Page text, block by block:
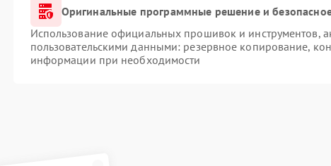
Оригинальные программные решение и
Использование официальных прошивок и инструментов,
пользовательскими данными: резервное копирование,
информации при необходимости